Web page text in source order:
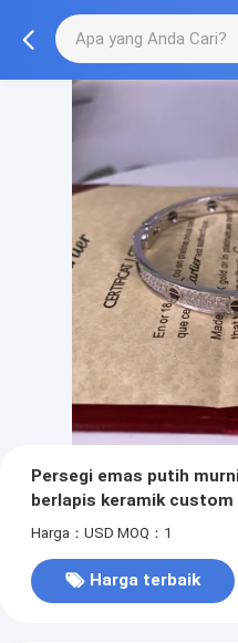
Persegi emas putih
berlapis keramik custom
Harga：USD MOQ：1
Harga terbaik